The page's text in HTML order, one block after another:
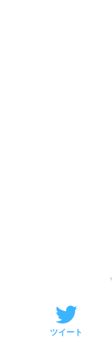
ツイート